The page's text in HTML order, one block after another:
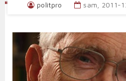
politpro sam, 2011-